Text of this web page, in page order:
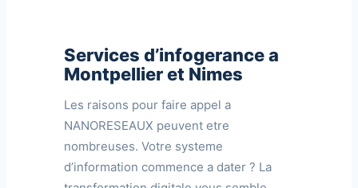
Services d’infogerance a
Montpellier et Nimes
Les raisons pour faire appel a
NANORESEAUX peuvent etre
nombreuses. Votre systeme
d’information commence a dater ? La